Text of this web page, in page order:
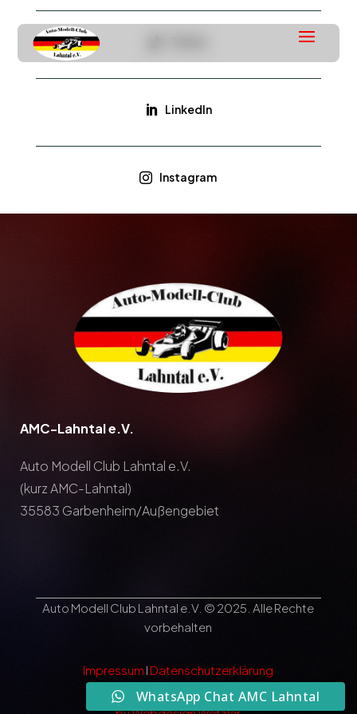
 LinkedIn
 Instagram
AMC-Lahntal e.V.
Auto Modell Club Lahntal e.V.
(kurz AMC-Lahntal)
35583 Garbenheim/Außengebiet
Auto Modell Club Lahntal e.V. © 2025. Alle Rechte
vorbehalten
Impressum I Datenschutzerklärung
WhatsApp Chat AMC Lahntal